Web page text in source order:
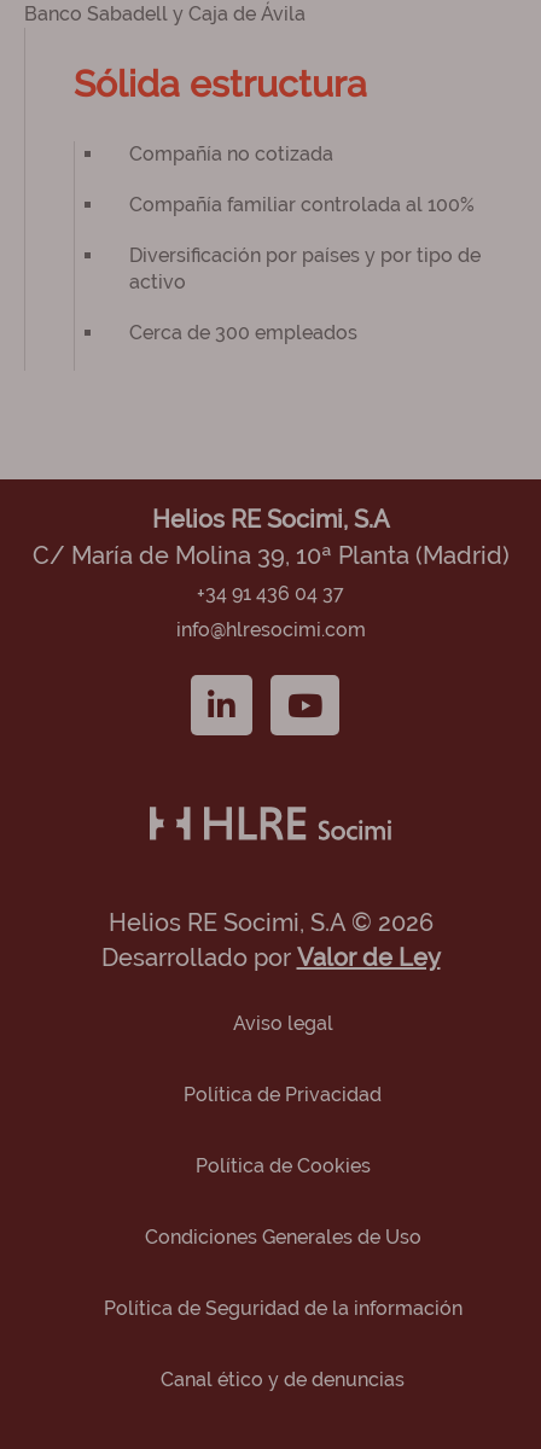
Banco Sabadell y Caja de Ávila
Sólida estructura
Compañía no cotizada
Compañía familiar controlada al 100%
Diversificación por países y por tipo de
activo
Cerca de 300 empleados
Helios RE Socimi, S.A
C/ María de Molina 39, 10ª Planta (Madrid)
+34 91 436 04 37
info@hlresocimi.com
Helios RE Socimi, S.A © 2026
Desarrollado por Valor de Ley
Aviso legal
Política de Privacidad
Política de Cookies
Condiciones Generales de Uso
Política de Seguridad de la información
Canal ético y de denuncias